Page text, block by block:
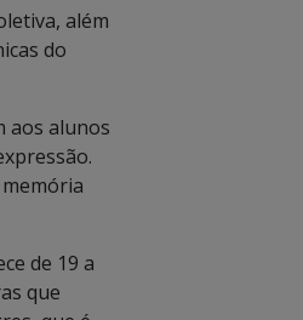
além
do
aos alunos
de 19 a
que